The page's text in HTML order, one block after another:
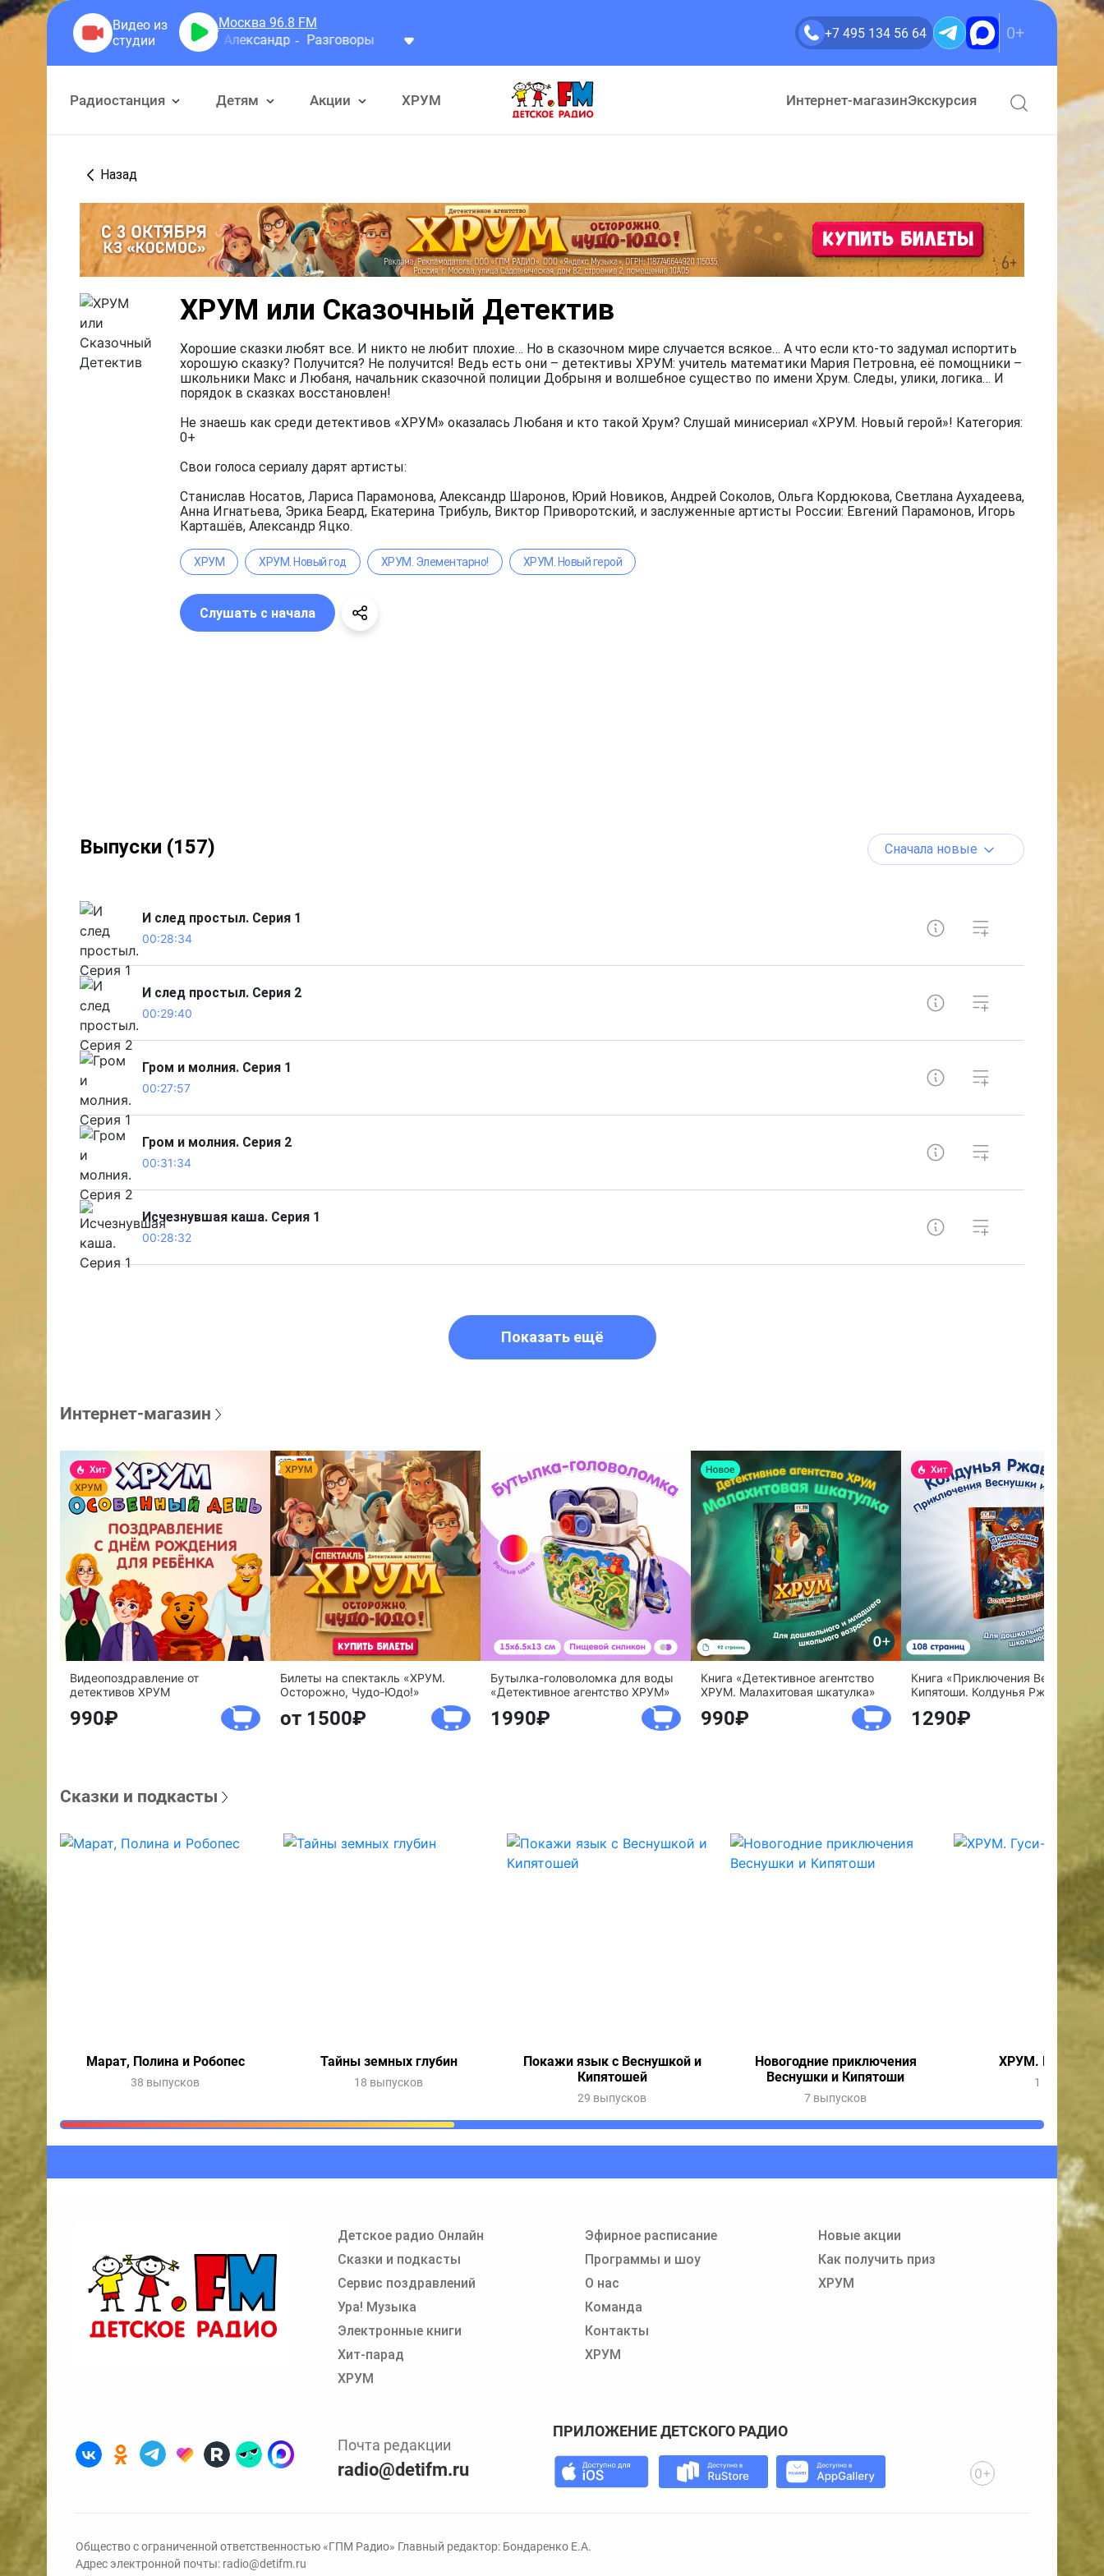
Москва 96.8 FM
Герра Александр
Разговоры +7 495 134 56 64 0+
Радиостанция Детям Акции ХРУМ Интернет-магазинЭкскурсия
Очередь прослушивания
Добавьте в очередь прослушивания другие записи программ или сказок
Назад
ХРУМ или Сказочный Детектив
Хорошие сказки любят все. И никто не любит плохие… Но в сказочном мире случается всякое… А что если кто-то задумал испортить
хорошую сказку? Получится? Не получится! Ведь есть они – детективы ХРУМ: учитель математики Мария Петровна, её помощники –
школьники Макс и Любаня, начальник сказочной полиции Добрыня и волшебное существо по имени Хрум. Следы, улики, логика… И
порядок в сказках восстановлен!
Не знаешь как среди детективов «ХРУМ» оказалась Любаня и кто такой Хрум? Слушай минисериал «ХРУМ. Новый герой»! Категория:
0+
Свои голоса сериалу дарят артисты:
Станислав Носатов, Лариса Парамонова, Александр Шаронов, Юрий Новиков, Андрей Соколов, Ольга Кордюкова, Светлана Аухадеева,
Анна Игнатьева, Эрика Беард, Екатерина Трибуль, Виктор Приворотский, и заслуженные артисты России: Евгений Парамонов, Игорь
Карташёв, Александр Яцко.
ХРУМ ХРУМ. Новый год ХРУМ. Элементарно! ХРУМ. Новый герой
Слушать с начала
Выпуски (157) Сначала новые
И след простыл. Серия 1
00:28:34
И след простыл. Серия 2
00:29:40
Гром и молния. Серия 1
00:27:57
Гром и молния. Серия 2
00:31:34
Исчезнувшая каша. Серия 1
00:28:32
Показать ещё
Интернет-магазин
Видеопоздравление от
детективов ХРУМ
990
Билеты на спектакль «ХРУМ.
Осторожно, Чудо-Юдо!»
от 1500
Бутылка-головоломка для воды
«Детективное агентство ХРУМ»
1990
Книга «Детективное агентство
ХРУМ. Малахитовая шкатулка»
990
Книга «Приключения Веснушки и
Кипятоши. Колдунья Ржавелла»
1290
Сказки и подкасты
Марат, Полина и Робопес
38 выпусков
Тайны земных глубин
18 выпусков
Покажи язык с Веснушкой и
Кипятошей
29 выпусков
Новогодние приключения
Веснушки и Кипятоши
7 выпусков
ХРУМ. Гуси-
1 выпуск
Детское радио Онлайн
Сказки и подкасты
Сервис поздравлений
Ура! Музыка
Электронные книги
Хит-парад
ХРУМ
Эфирное расписание
Программы и шоу
О нас
Команда
Контакты
ХРУМ
Новые акции
Как получить приз
ХРУМ
Почта редакции
radio@detifm.ru
ПРИЛОЖЕНИЕ ДЕТСКОГО РАДИО
0+
Общество с ограниченной ответственностью «ГПМ Радио» Главный редактор: Бондаренко Е.А.
Адрес электронной почты: radio@detifm.ru